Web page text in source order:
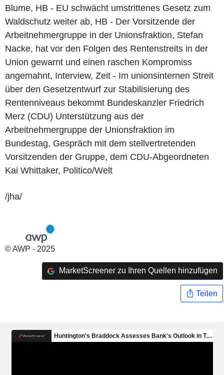
Blume, HB - EU schwächt umstrittenes Gesetz zum
Waldschutz weiter ab, HB - Der Vorsitzende der
Arbeitnehmergruppe in der Unionsfraktion, Stefan
Nacke, hat vor den Folgen des Rentenstreits in der
Union gewarnt und einen raschen Kompromiss
angemahnt, Interview, Zeit - Im unionsinternen Streit
über den Gesetzentwurf zur Stabilisierung des
Rentenniveaus bekommt Bundeskanzler Friedrich
Merz (CDU) Unterstützung aus der
Arbeitnehmergruppe der Unionsfraktion im
Bundestag, Gespräch mit dem stellvertretenden
Vorsitzenden der Gruppe, dem CDU-Abgeordneten
Kai Whittaker, Politico/Welt
/jha/
© AWP - 2025
MarketScreener zu Ihren Quellen hinzufügen
Teilen